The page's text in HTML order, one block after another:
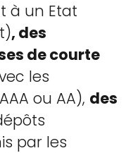
à un Etat
, des
de courte
les
ou AA), des
par les